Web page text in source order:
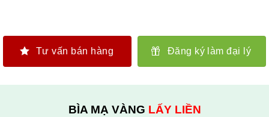
Tư vấn bán hàng Đăng ký làm đại lý
BÌA MẠ VÀNG LẤY LIỀN